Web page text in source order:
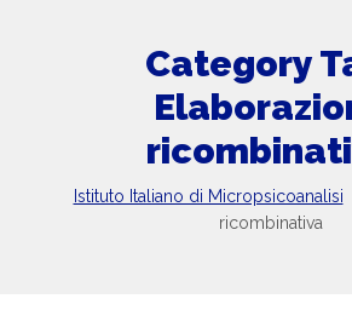
Category
Istituto Italiano di Micropsicoanalisi
ricombinativa